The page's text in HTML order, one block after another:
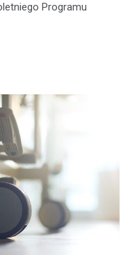
Programu